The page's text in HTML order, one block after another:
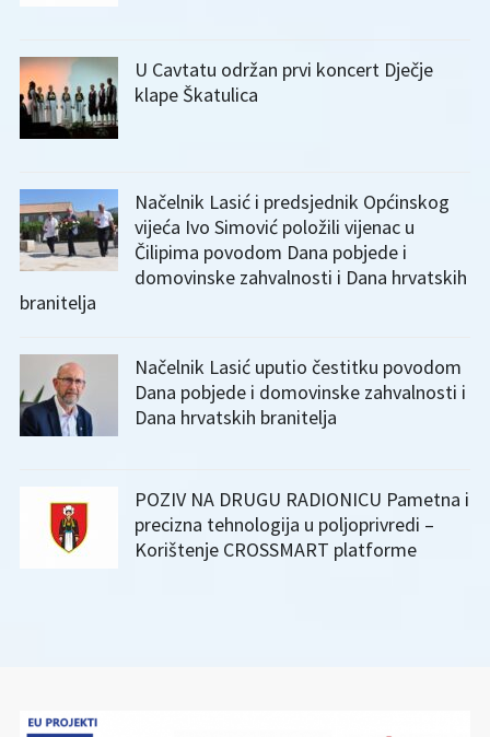
U Cavtatu održan prvi koncert Dječje
klape Škatulica
Načelnik Lasić i predsjednik Općinskog
vijeća Ivo Simović položili vijenac u
Čilipima povodom Dana pobjede i
domovinske zahvalnosti i Dana hrvatskih
branitelja
Načelnik Lasić uputio čestitku povodom
Dana pobjede i domovinske zahvalnosti i
Dana hrvatskih branitelja
POZIV NA DRUGU RADIONICU Pametna i
precizna tehnologija u poljoprivredi –
Korištenje CROSSMART platforme